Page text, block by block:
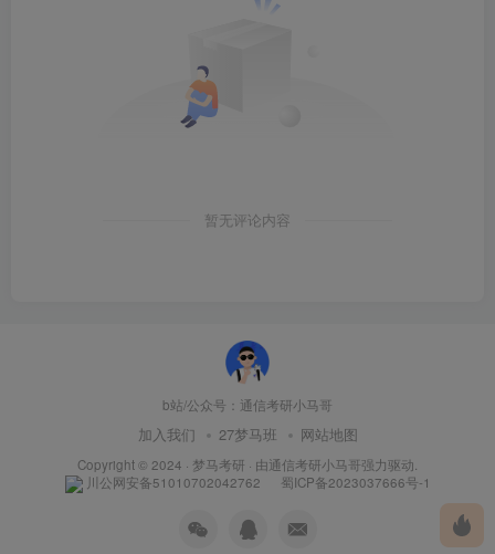
暂无评论内容
b站/公众号：通信考研小马哥
加入我们 27梦马班 网站地图
Copyright © 2024 · 梦马考研 · 由通信考研小马哥强力驱动.
川公网安备51010702042762
蜀ICP备2023037666号-1